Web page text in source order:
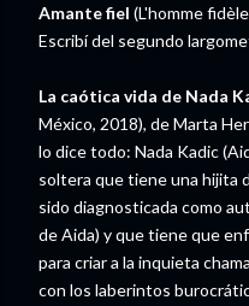
Amante fiel (L'homme
Escribí del segundo
La caótica vida de Nada
México, 2018), de Marta
lo dice todo: Nada Kadic
soltera que tiene una hijita
sido diagnosticada como
de Aida) y que tiene que
para criar a la inquieta
con los laberintos